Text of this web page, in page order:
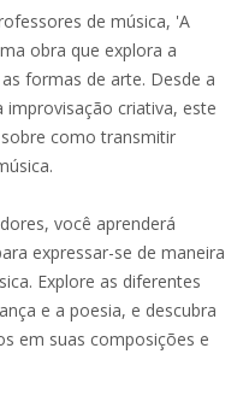
de música, 'A
obra que explora a
formas de arte. Desde a
criativa, este
como transmitir
você aprenderá
expressar-se de maneira
Explore as diferentes
e a poesia, e descubra
em suas composições e